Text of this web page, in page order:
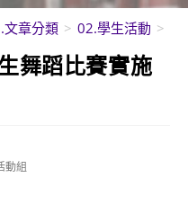
文章分類 > 02.學生活動 >
舞蹈比賽實施
動組